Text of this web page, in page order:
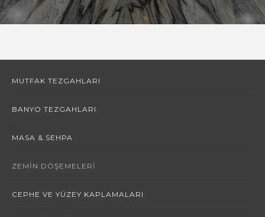
REFRANSLAR
MUTFAK TEZGAHLARI
BANYO TEZGAHLARI
MASA & SEHPA
ZEMIN DÖŞEMELERI
CEPHE VE YÜZEY KAPLAMALARI